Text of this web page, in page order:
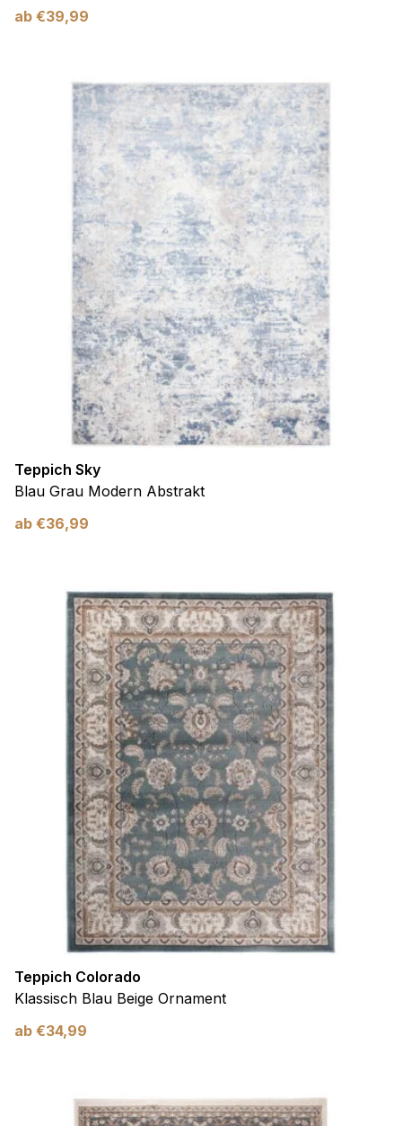
ab €39,99
Teppich Sky
Blau Grau Modern Abstrakt
ab €36,99
Teppich Colorado
Klassisch Blau Beige Ornament
ab €34,99